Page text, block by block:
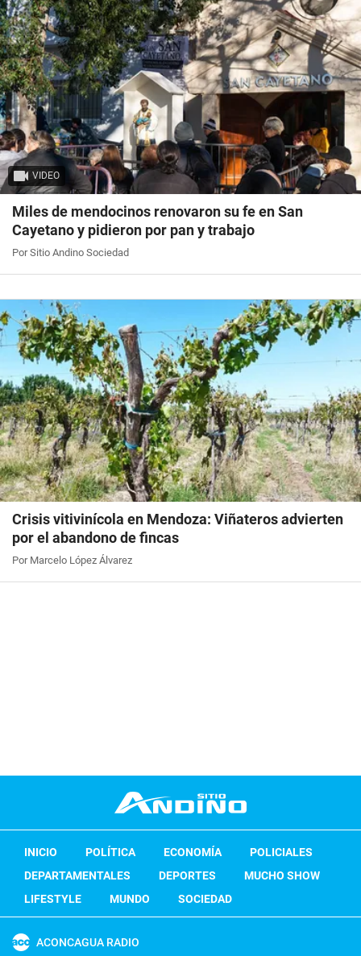
VIDEO
Miles de mendocinos renovaron su fe en San
Cayetano y pidieron por pan y trabajo
Por Sitio Andino Sociedad
Crisis vitivinícola en Mendoza: Viñateros advierten
por el abandono de fincas
Por Marcelo López Álvarez
INICIO POLÍTICA ECONOMÍA
POLICIALES
DEPARTAMENTALES
DEPORTES
MUCHO SHOW
LIFESTYLE
MUNDO SOCIEDAD
ACONCAGUA RADIO